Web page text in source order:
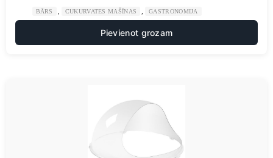
BĀRS CUKURVATES MAŠĪNAS GASTRONOMIJA
Pievienot grozam